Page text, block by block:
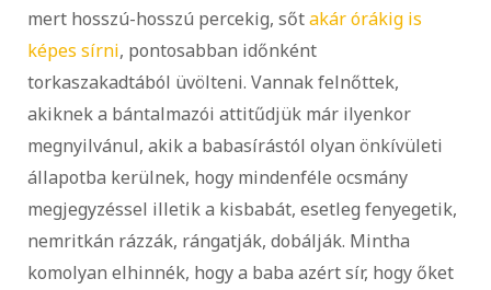
mert hosszú-hosszú percekig, sőtakár órákig is
képes sírni, pontosabban időnként
torkaszakadtából üvölteni. Vannak felnőttek,
akiknek a bántalmazói attitűdjük már ilyenkor
megnyilvánul, akik a babasírástól olyan önkívületi
állapotba kerülnek, hogy mindenféle ocsmány
megjegyzéssel illetik a kisbabát, esetleg fenyegetik,
nemritkán rázzák, rángatják, dobálják. Mintha
komolyan elhinnék, hogy a baba azért sír, hogy őket